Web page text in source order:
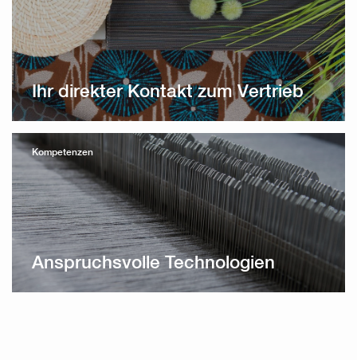
Ihr direkter Kontakt zum Vertrieb
Kompetenzen
Anspruchsvolle Technologien